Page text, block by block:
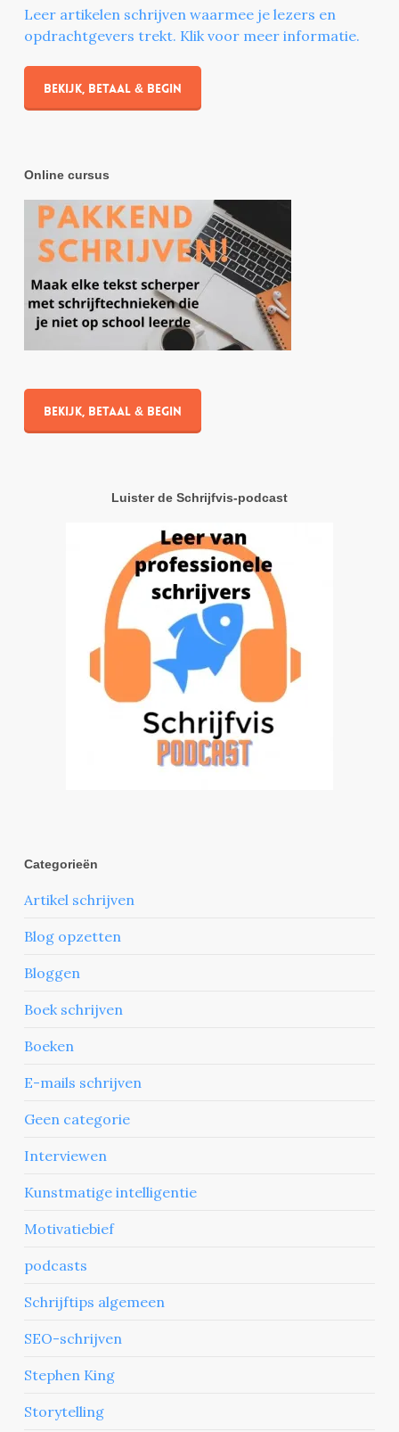
Leer artikelen schrijven waarmee je lezers en
opdrachtgevers trekt. Klik voor meer informatie.
Bekijk, betaal & begin
Online cursus
Bekijk, betaal & begin
Luister de Schrijfvis-podcast
Categorieën
Artikel schrijven
Blog opzetten
Bloggen
Boek schrijven
Boeken
E-mails schrijven
Geen categorie
Interviewen
Kunstmatige intelligentie
Motivatiebief
podcasts
Schrijftips algemeen
SEO-schrijven
Stephen King
Storytelling